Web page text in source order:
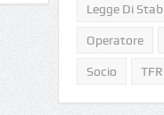
Legge Di
Operatore
Socio TFR